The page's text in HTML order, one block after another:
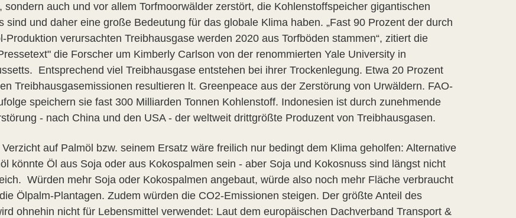
sondern auch und vor allem Torfmoorwälder zerstört, die Kohlenstoffspeicher gigantischen
sind und daher eine große Bedeutung für das globale Klima haben. „Fast 90 Prozent der durch
Produktion verursachten Treibhausgase werden 2020 aus Torfböden stammen“, zitiert die
die Forscher um Kimberly Carlson von der renommierten Yale University in
Entsprechend viel Treibhausgase entstehen bei ihrer Trockenlegung. Etwa 20 Prozent
Treibhausgasemissionen resultieren lt. Greenpeace aus der Zerstörung von Urwäldern. FAO-
speichern sie fast 300 Milliarden Tonnen Kohlenstoff. Indonesien ist durch zunehmende
- nach China und den USA - der weltweit drittgrößte Produzent von Treibhausgasen.
auf Palmöl bzw. seinem Ersatz wäre freilich nur bedingt dem Klima geholfen: Alternative
könnte Öl aus Soja oder aus Kokospalmen sein - aber Soja und Kokosnuss sind längst nicht
Würden mehr Soja oder Kokospalmen angebaut, würde also noch mehr Fläche verbraucht
Ölpalm-Plantagen. Zudem würden die CO2-Emissionen steigen. Der größte Anteil des
ohnehin nicht für Lebensmittel verwendet: Laut dem europäischen Dachverband Transport &